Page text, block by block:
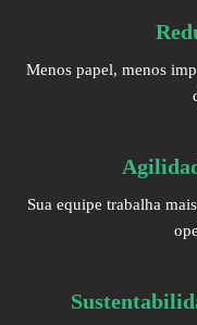
Menos papel, menos
Sua equipe trabalha